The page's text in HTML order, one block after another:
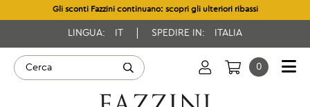
Gli sconti Fazzini continuano: scopri gli ulteriori ribassi
LINGUA: SPEDIRE IN: ITALIA
0